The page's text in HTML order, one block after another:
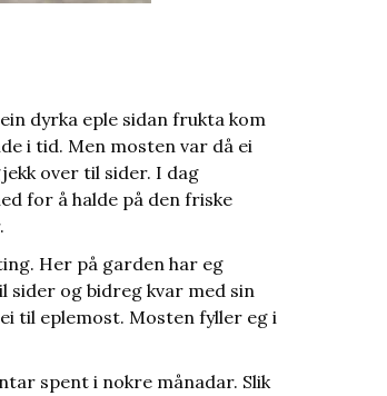
dyrka eple sidan frukta kom
i tid. Men mosten var då ei
over til sider. I dag
for å halde på den friske
Her på garden har eg
sider og bidreg kvar med sin
til eplemost. Mosten fyller eg i
spent i nokre månadar. Slik